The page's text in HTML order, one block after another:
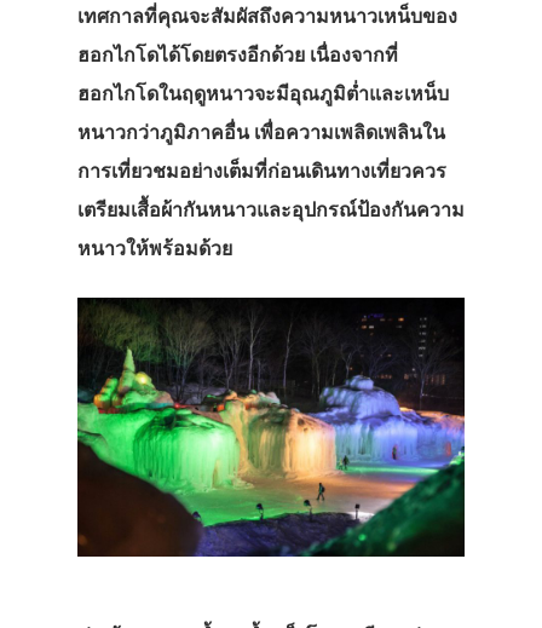
เทศกาลที่คุณจะสัมผัสถึงความหนาวเหน็บของ
ฮอกไกโดได้โดยตรงอีกด้วย เนื่องจากที่
ฮอกไกโดในฤดูหนาวจะมีอุณภูมิต่ำและเหน็บ
หนาวกว่าภูมิภาคอื่น เพื่อความเพลิดเพลินใน
การเที่ยวชมอย่างเต็มที่ก่อนเดินทางเที่ยวควร
เตรียมเสื้อผ้ากันหนาวและอุปกรณ์ป้องกันความ
หนาวให้พร้อมด้วย